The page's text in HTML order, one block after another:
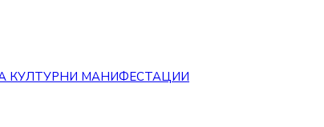
КУЛТУРНИ МАНИФЕСТАЦИИ